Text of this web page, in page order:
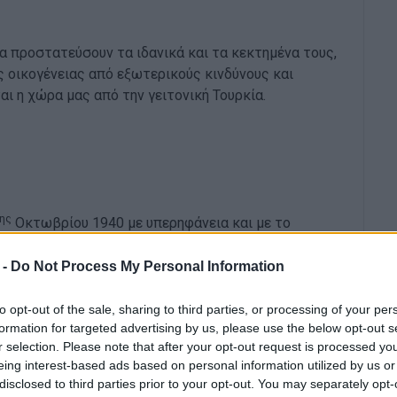
Do Not Process My Personal Information
opt-out of the sale, sharing to third parties, or processing of your
for targeted advertising by us, please use the below opt-out
selection. Please note that after your opt-out request is processed
interest-based ads based on personal information utilized by us
to third parties prior to your opt-out. You may separately
προστατεύσουν τα ιδανικά και τα κεκτημένα τους,
από εξωτερικούς κινδύνους και
η χώρα μας από την γειτονική Τουρκία.
ης Οκτωβρίου 1940 με υπερηφάνεια και με το
1940, ο Βουλευτής Κέρκυρας της Νέας
δήλωση: